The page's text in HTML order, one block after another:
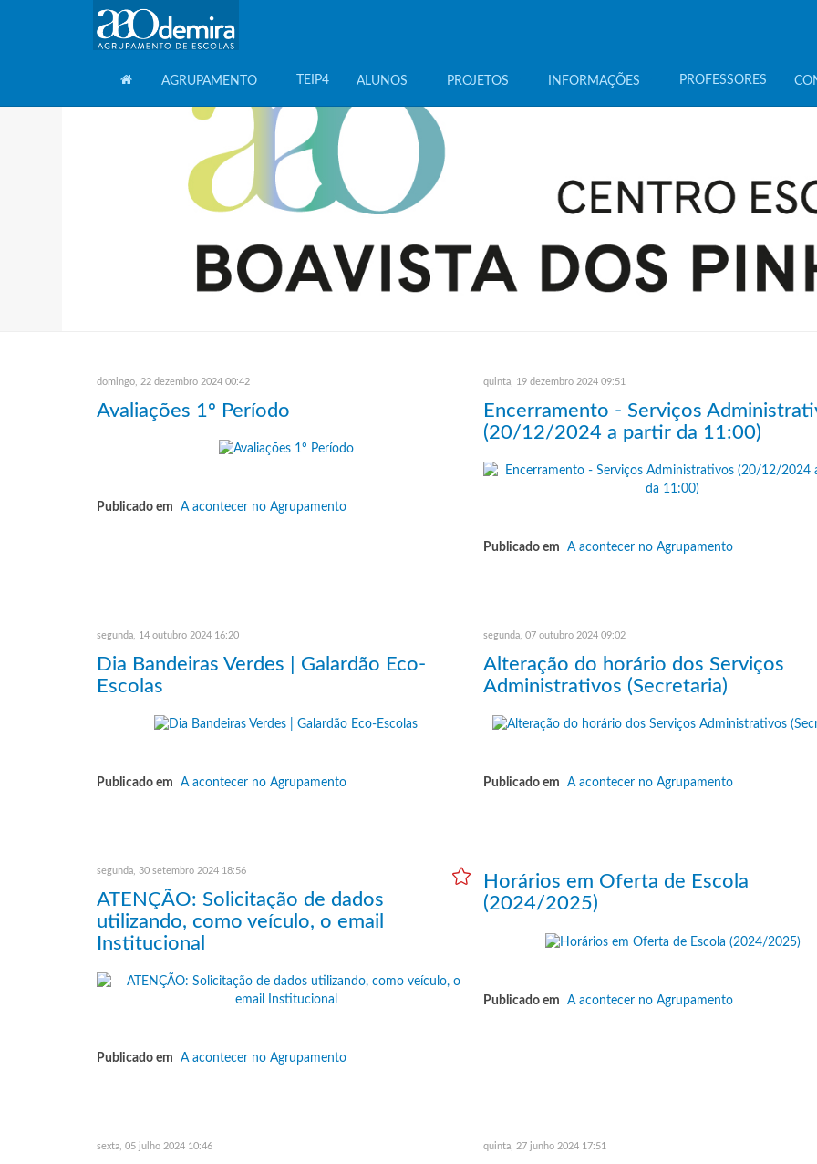
AGRUPAMENTO TEIP4 ALUNOS PROJETOS INFORMAÇÕES PROFESSORES
domingo, 22 dezembro 2024 00:42
Avaliações 1º Período
Publicado em A acontecer no Agrupamento
quinta, 19 dezembro 2024 09:51
Encerramento - Serviços
(20/12/2024 a partir da 11:00)
Publicado em A acontecer no Agrupamento
segunda, 14 outubro 2024 16:20
Dia Bandeiras Verdes | Galardão Eco-
Escolas
Publicado em A acontecer no Agrupamento
segunda, 07 outubro 2024 09:02
Alteração do horário dos Serviços
Administrativos (Secretaria)
Publicado em A acontecer no Agrupamento
segunda, 30 setembro 2024 18:56
ATENÇÃO: Solicitação de dados
utilizando, como veículo, o email
Institucional
Publicado em A acontecer no Agrupamento
Horários em Oferta de Escola
(2024/2025)
Publicado em A acontecer no Agrupamento
sexta, 05 julho 2024 10:46 quinta, 27 junho 2024 17:51